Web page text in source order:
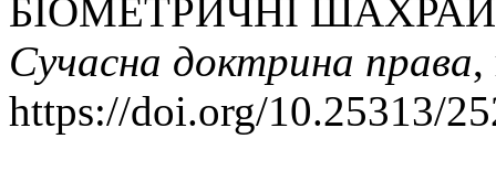
БІОМЕТРИЧНІ
Сучасна доктрина права,
https://doi.org/10.25313/